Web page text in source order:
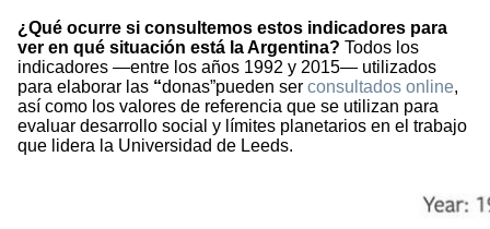
¿Qué ocurre si consultemos estos indicadores para
ver en qué situación está la Argentina? Todos los
indicadores —entre los años 1992 y 2015— utilizados
para elaborar las “donas”pueden ser consultados online,
así como los valores de referencia que se utilizan para
evaluar desarrollo social y límites planetarios en el trabajo
que lidera la Universidad de Leeds.